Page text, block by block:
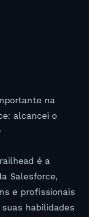
na
alcancei o
é a
Salesforce,
e profissionais
habilidades